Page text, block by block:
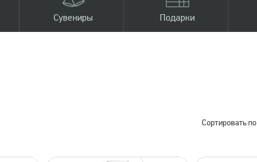
Сувениры Подарки
Сортировать по